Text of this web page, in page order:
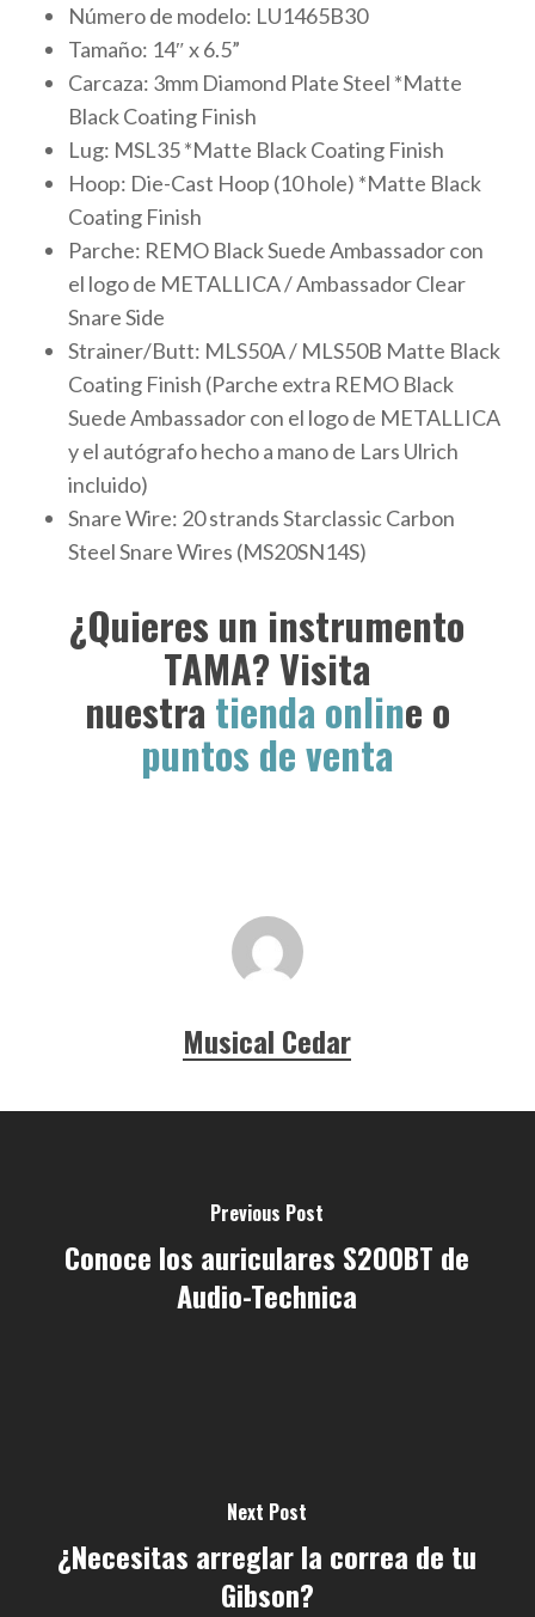
Número de modelo: LU1465B30
Tamaño: 14″ x 6.5”
Carcaza: 3mm Diamond Plate Steel *Matte
Black Coating Finish
Lug: MSL35 *Matte Black Coating Finish
Hoop: Die-Cast Hoop (10 hole) *Matte Black
Coating Finish
Parche: REMO Black Suede Ambassador con
el logo de METALLICA / Ambassador Clear
Snare Side
Strainer/Butt: MLS50A / MLS50B Matte Black
Coating Finish (Parche extra REMO Black
Suede Ambassador con el logo de METALLICA
y el autógrafo hecho a mano de Lars Ulrich
incluido)
Snare Wire: 20 strands Starclassic Carbon
Steel Snare Wires (MS20SN14S)
¿Quieres un instrumento
TAMA? Visita
nuestra tienda online o
puntos de venta
Musical Cedar
Previous Post
Conoce los auriculares S200BT de
Audio-Technica
Next Post
¿Necesitas arreglar la correa de tu
Gibson?